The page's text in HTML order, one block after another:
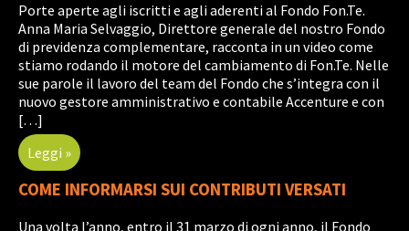
Porte aperte agli iscritti e agli aderenti al Fondo Fon.Te.
Anna Maria Selvaggio, Direttore generale del nostro Fondo
di previdenza complementare, racconta in un video come
stiamo rodando il motore del cambiamento di Fon.Te. Nelle
sue parole il lavoro del team del Fondo che s’integra con il
nuovo gestore amministrativo e contabile Accenture e con
[…]
Leggi »
COME INFORMARSI SUI CONTRIBUTI VERSATI
Una volta l’anno, entro il 31 marzo di ogni anno, il Fondo